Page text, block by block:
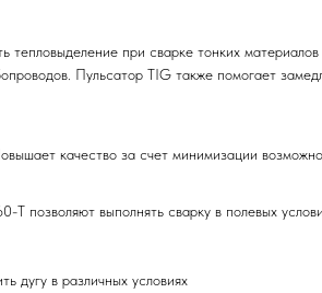
тепловыделение при сварке тонких
Пульсатор TIG также помогает
качество за счет минимизации
позволяют выполнять сварку в полевых
дугу в различных условиях